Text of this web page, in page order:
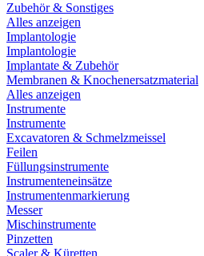
Zubehör & Sonstiges
Alles anzeigen
Implantologie
Implantologie
Implantate & Zubehör
Membranen & Knochenersatzmaterial
Alles anzeigen
Instrumente
Instrumente
Excavatoren & Schmelzmeissel
Feilen
Füllungsinstrumente
Instrumenteneinsätze
Instrumentenmarkierung
Messer
Mischinstrumente
Pinzetten
Scaler & Küretten